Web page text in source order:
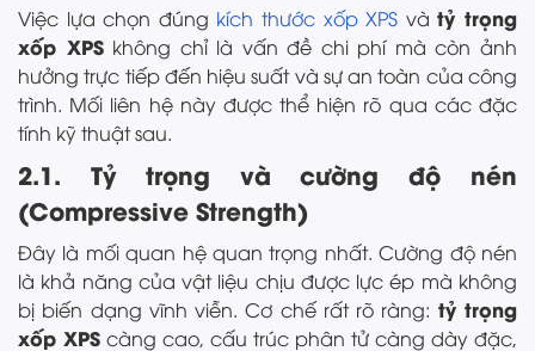
Việc lựa chọn đúng kích thước xốp XPS vàtỷ trọng
xốp XPSkhông chỉ là vấn đề chi phí mà còn ảnh
hưởng trực tiếp đến hiệu suất và sự an toàn của công
trình. Mối liên hệ này được thể hiện rõ qua các đặc
tính kỹ thuật sau.
2.1. Tỷ trọng và cường độ nén
(Compressive Strength)
Đây là mối quan hệ quan trọng nhất. Cường độ nén
là khả năng của vật liệu chịu được lực ép mà không
bị biến dạng vĩnh viễn. Cơ chế rất rõ ràng: tỷ trọng
xốp XPS càng cao, cấu trúc phân tử càng dày đặc,